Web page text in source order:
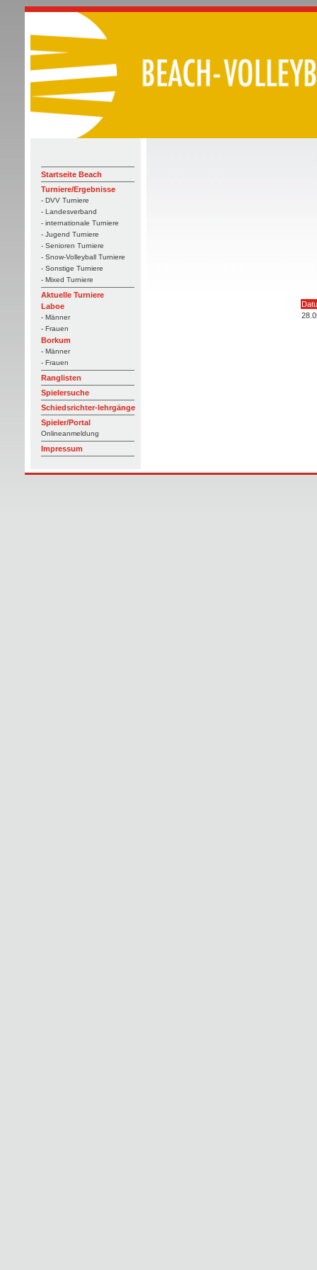
Startseite Beach
Turniere/Ergebnisse
- DVV Turniere
- Landesverband
- internationale Turniere
- Jugend Turniere
- Senioren Turniere
- Snow-Volleyball Turniere
- Sonstige Turniere
- Mixed Turniere
Aktuelle Turniere
Laboe
- Männer
- Frauen
Borkum
- Männer
- Frauen
Ranglisten
Spielersuche
Schiedsrichter-lehrgänge
Spieler/Portal
Onlineanmeldung
Impressum